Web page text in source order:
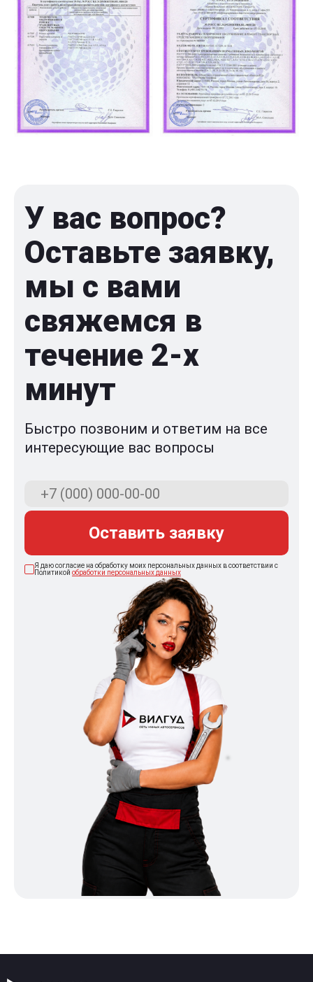
У вас вопрос?
Оставьте заявку,
мы с вами
свяжемся в
течение 2-x
минут
Быстро позвоним и ответим на все
интересующие вас вопросы
Оставить заявку
Я даю согласие на обработку моих персональных данных в соответствии с
Политикой обработки персональных данных